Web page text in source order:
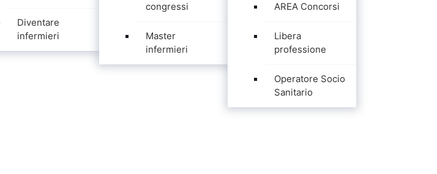
Diventare
infermieri
congressi
Master
infermieri
AREA Concorsi
Libera
professione
Operatore Socio
Sanitario